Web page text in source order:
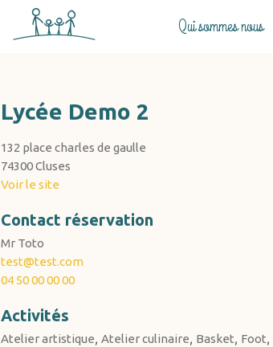
Qui sommes nous
Lycée Demo 2
132 place charles de gaulle
74300 Cluses
Voir le site
Contact réservation
Mr Toto
test@test.com
04 50 00 00 00
Activités
Atelier artistique, Atelier culinaire, Basket, Foot,